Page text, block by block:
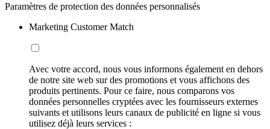
Paramètres de protection des données personnalisés
Marketing Customer Match
Avec votre accord, nous vous informons également en dehors
de notre site web sur des promotions et vous affichons des
produits pertinents. Pour ce faire, nous comparons vos
données personnelles cryptées avec les fournisseurs externes
suivants et utilisons leurs canaux de publicité en ligne si vous
utilisez déjà leurs services :